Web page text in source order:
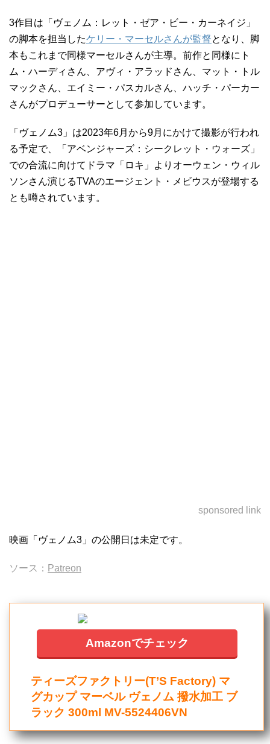
3作目は「ヴェノム：レット・ゼア・ビー・カーネイジ」
の脚本を担当したケリー・マーセルさんが監督となり、脚
本もこれまで同様マーセルさんが主導。前作と同様にト
ム・ハーディさん、アヴィ・アラッドさん、マット・トル
マックさん、エイミー・パスカルさん、ハッチ・パーカー
さんがプロデューサーとして参加しています。
「ヴェノム3」は2023年6月から9月にかけて撮影が行われ
る予定で、「アベンジャーズ：シークレット・ウォーズ」
での合流に向けてドラマ「ロキ」よりオーウェン・ウィル
ソンさん演じるTVAのエージェント・メビウスが登場する
とも噂されています。
sponsored link
映画「ヴェノム3」の公開日は未定です。
ソース： Patreon
Amazonでチェック
ティーズファクトリー(T’S Factory) マ
グカップ マーベル ヴェノム 撥水加工 ブ
ラック 300ml MV-5524406VN